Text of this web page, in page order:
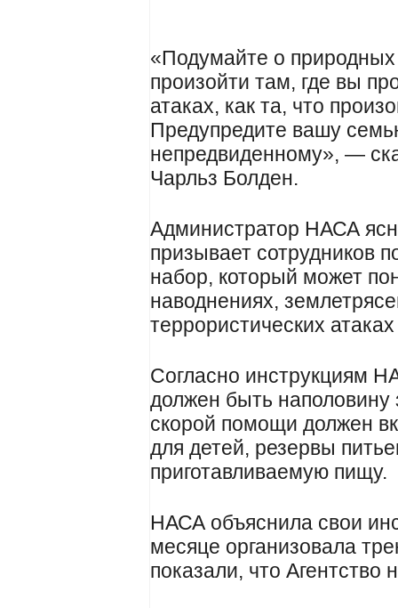
«Подумайте о
произойти там, где вы
атаках, как та, что
Предупредите вашу
непредвиденному», —
Чарльз Болден.
Администратор НАСА
призывает сотрудников
набор, который может
наводнениях,
террористических
Согласно инструкциям
должен быть
скорой помощи должен
для детей, резервы
приготавливаемую пищу.
НАСА объяснила свои
месяце организовала
показали, что Агентство